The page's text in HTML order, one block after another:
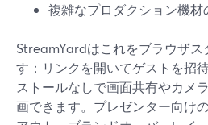
複雑なプロダクション機材
StreamYardはこれをブラウザス
す：リンクを開いてゲストを招
ストールなしで画面共有やカメ
画できます。プレゼンター向け